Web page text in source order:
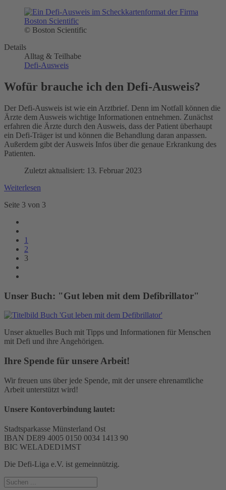
© Boston Scientific
Details
Alltag & Teilhabe
Defi-Ausweis
Wofür brauche ich den Defi-Ausweis?
Der Defi-Ausweis ist wie ein Arztbrief. Denn im Notfall können die
Ärzte dem Ausweis wichtige Informationen entnehmen. Zunächst
erfahren die Ärzte durch den Ausweis, dass der Patient überhaupt
ein Defi-Träger ist und können die Behandlung daran anpassen.
Außerdem gibt der Ausweis Infos über die genaue Erkrankung des
Patienten.
Zuletzt aktualisiert: 13. Februar 2023
Weiterlesen
Seite 3 von 3
1
2
3
Unser Buch: "Gut leben mit dem Defibrillator"
Unser aktuelles Buch mit Tipps und Informationen für Menschen
mit Defi und ihre Angehörigen.
Ihre Spende für unsere Arbeit!
Wir freuen uns über jede Spende, mit der unsere ehrenamtliche
Arbeit unterstützt wird!
Unsere Kontoverbindung lautet:
Stadtsparkasse Münsterland Ost
IBAN DE89 4005 0150 0034 1413 90
BIC WELADED1MST
Die Defi-Liga e.V. ist gemeinnützig.